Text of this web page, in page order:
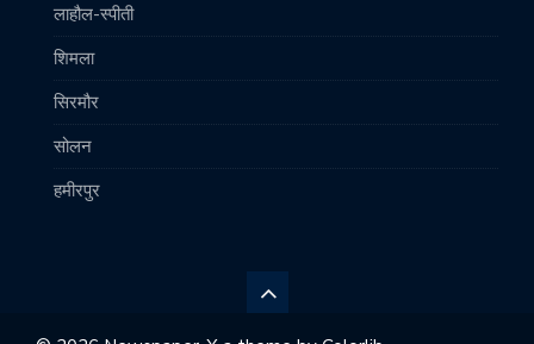
लाहौल-स्पीती
शिमला
सिरमौर
सोलन
हमीरपुर